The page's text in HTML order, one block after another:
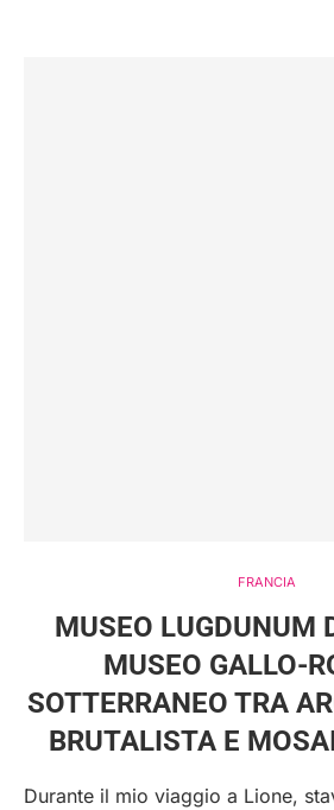
FRANCIA
MUSEO LUGDUNUM
MUSEO GALLO-
SOTTERRANEO TRA
BRUTALISTA E
Durante il mio viaggio a Lione,